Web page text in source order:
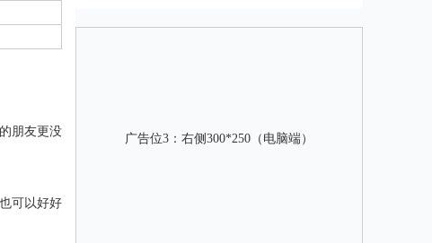
朋友更没
可以好好
广告位3：右侧300*250（电脑端）